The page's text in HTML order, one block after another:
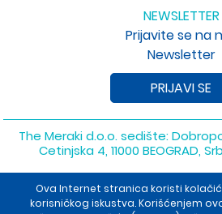
Ova Internet stranica koristi
korisničkog iskustva. Korišćenjem
NEWSLETTER
Prijavite se na
Newsletter
PRIJAVI SE
The Meraki d.o.o. sedište:
Cetinjska 4, 11000 BEOGRAD,
byshopen.com